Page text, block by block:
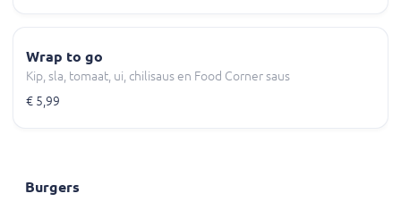
Wrap to go
Kip, sla, tomaat, ui, chilisaus en Food Corner saus
€ 5,99
Burgers